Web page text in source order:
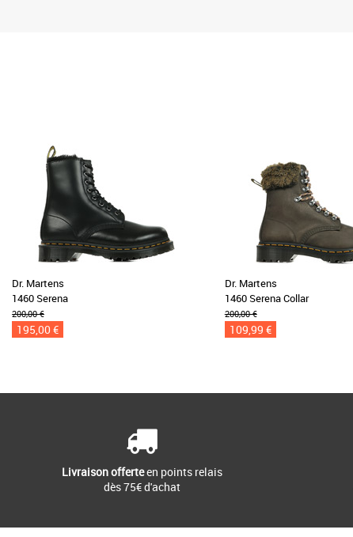
Dr. Martens
1460 Serena
200,00 €
195,00 €
Dr. Martens
1460 Serena Collar
200,00 €
109,99 €
Livraison offerteen points relais
dès 75€ d'achat